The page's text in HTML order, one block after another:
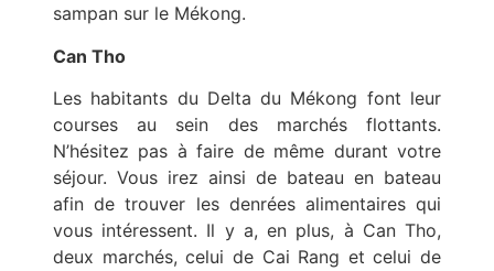
sampan sur le Mékong.
Can Tho
Les habitants du Delta du Mékong font leur
courses au sein des marchés flottants.
N’hésitez pas à faire de même durant votre
séjour. Vous irez ainsi de bateau en bateau
afin de trouver les denrées alimentaires qui
vous intéressent. Il y a, en plus, à Can Tho,
deux marchés, celui de Cai Rang et celui de